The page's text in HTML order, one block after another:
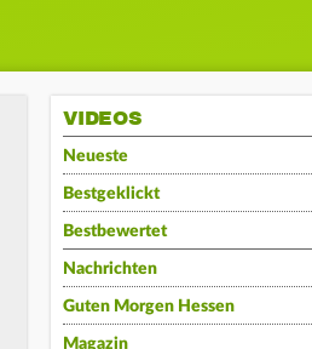
VIDEOS
Neueste
Bestgeklickt
Bestbewertet
Nachrichten
Guten Morgen Hessen
Magazin